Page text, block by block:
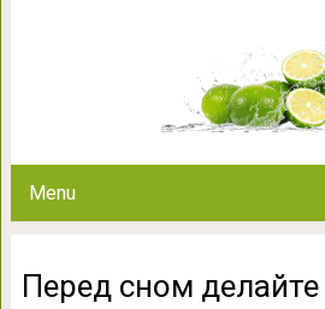
Menu
Перед сном делайте